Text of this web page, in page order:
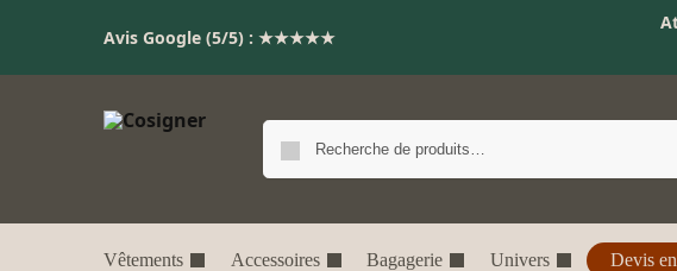
Avis Google (5/5) : ★★★★★
Vêtements Accessoires Bagagerie Univers Devis